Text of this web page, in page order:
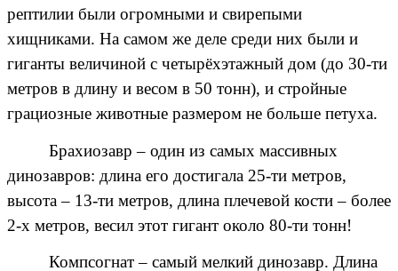
рептилии были огромными и свирепыми
хищниками. На самом же деле среди них были и
гиганты величиной с четырёхэтажный дом (до 30-ти
метров в длину и весом в 50 тонн), и стройные
грациозные животные размером не больше петуха.
Брахиозавр – один из самых массивных
динозавров: длина его достигала 25-ти метров,
высота – 13-ти метров, длина плечевой кости – более
2-х метров, весил этот гигант около 80-ти тонн!
Компсогнат – самый мелкий динозавр. Длина